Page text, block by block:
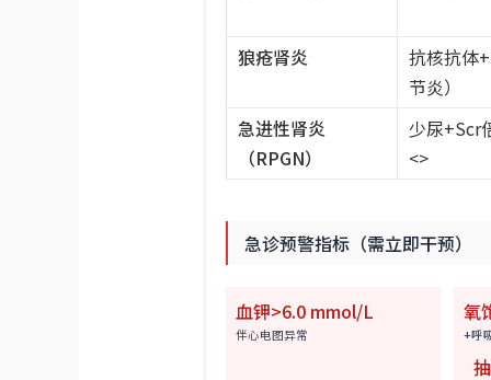
狼疮肾炎
抗核抗体
节炎）
急进性肾炎
（RPGN）
少尿+Scr
<>
急诊预警指标（需立即干预）
血钾>6.0 mmol/L
伴心电图异常
氧
+呼